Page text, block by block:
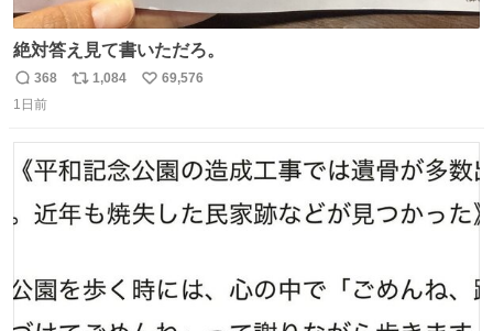
絶対答え見て書いただろ。
返
信
368
リ
ト
数
1,084
い
数
69,576
1日前